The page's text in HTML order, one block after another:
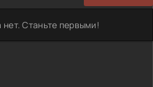
Станьте первыми!